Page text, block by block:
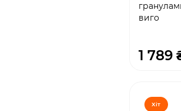
виго
1 789
Хіт